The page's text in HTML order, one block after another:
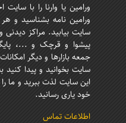
ورامین یا وارنا را با
ورامین نامه بشناسید و هر
سایت بیابید. مراکز
پیشوا و قرچک و ...،
جمعه بازارها و دیگر
سایت بخوانید و پیدا
این سایت لذت ببرید و ما
خود یاری رسانید.
اطلاعات تماس